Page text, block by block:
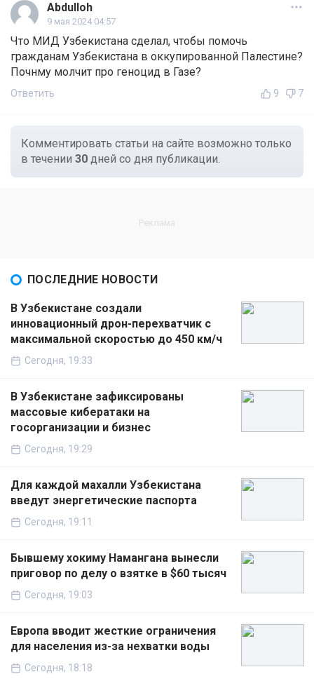
Abdulloh
9 мая 2024 04:57
Что МИД Узбекистана сделал, чтобы помочь
гражданам Узбекистана в оккупированной Палестине?
Почнму молчит про геноцид в Газе?
Ответить 9 7
Комментировать статьи на сайте возможно только
в течении 30 дней со дня публикации.
ПОСЛЕДНИЕ НОВОСТИ
В Узбекистане создали
инновационный дрон-перехватчик с
максимальной скоростью до 450 км/ч
Сегодня, 19:33
В Узбекистане зафиксированы
массовые кибератаки на
госорганизации и бизнес
Сегодня, 19:29
Для каждой махалли Узбекистана
введут энергетические паспорта
Сегодня, 19:11
Бывшему хокиму Намангана вынесли
приговор по делу о взятке в $60 тысяч
Сегодня, 19:03
Европа вводит жесткие ограничения
для населения из-за нехватки воды
Сегодня, 18:18